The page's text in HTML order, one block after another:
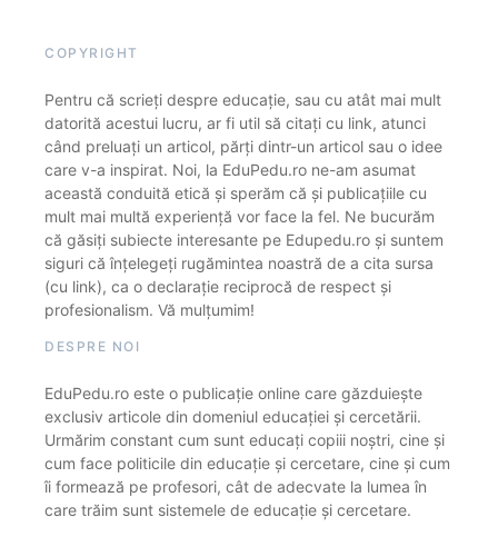
COPYRIGHT
Pentru că scrieți despre educație, sau cu atât mai mult
datorită acestui lucru, ar fi util să citați cu link, atunci
când preluați un articol, părți dintr-un articol sau o idee
care v-a inspirat. Noi, la EduPedu.ro ne-am asumat
această conduită etică și sperăm că și publicațiile cu
mult mai multă experiență vor face la fel. Ne bucurăm
că găsiți subiecte interesante pe Edupedu.ro și suntem
siguri că înțelegeți rugămintea noastră de a cita sursa
(cu link), ca o declarație reciprocă de respect și
profesionalism. Vă mulțumim!
DESPRE NOI
EduPedu.ro este o publicație online care găzduiește
exclusiv articole din domeniul educației și cercetării.
Urmărim constant cum sunt educați copiii noștri, cine și
cum face politicile din educație și cercetare, cine și cum
îi formează pe profesori, cât de adecvate la lumea în
care trăim sunt sistemele de educație și cercetare.